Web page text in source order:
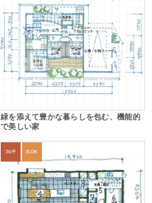
緑を添えて豊かな暮らしを包む、機能的
で美しい家
36坪 3LDK